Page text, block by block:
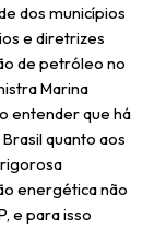
dos municípios
e diretrizes
de petróleo no
Marina
entender que há
quanto aos
energética não
e para isso